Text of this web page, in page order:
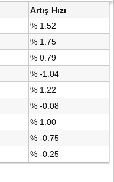
Artış Hızı
% 1.52
% 1.75
% 0.79
% -1.04
% 1.22
% -0.08
% 1.00
% -0.75
% -0.25